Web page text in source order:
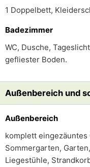
1 Doppelbett,
Badezimmer
WC, Dusche,
gefliester Boden.
Außenbereich und
Außenbereich
komplett eingezäuntes
Sommergarten,
Liegestühle,